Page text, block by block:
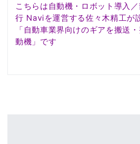
こちらは自動機・ロボット導入
行 Naviを運営する佐々木精工が
「自動車業界向けのギアを搬送
動機」です